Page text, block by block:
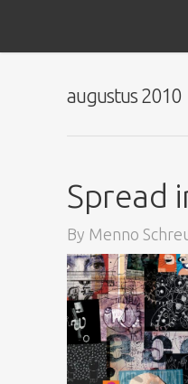
augustus 2010
Spread
By Menno